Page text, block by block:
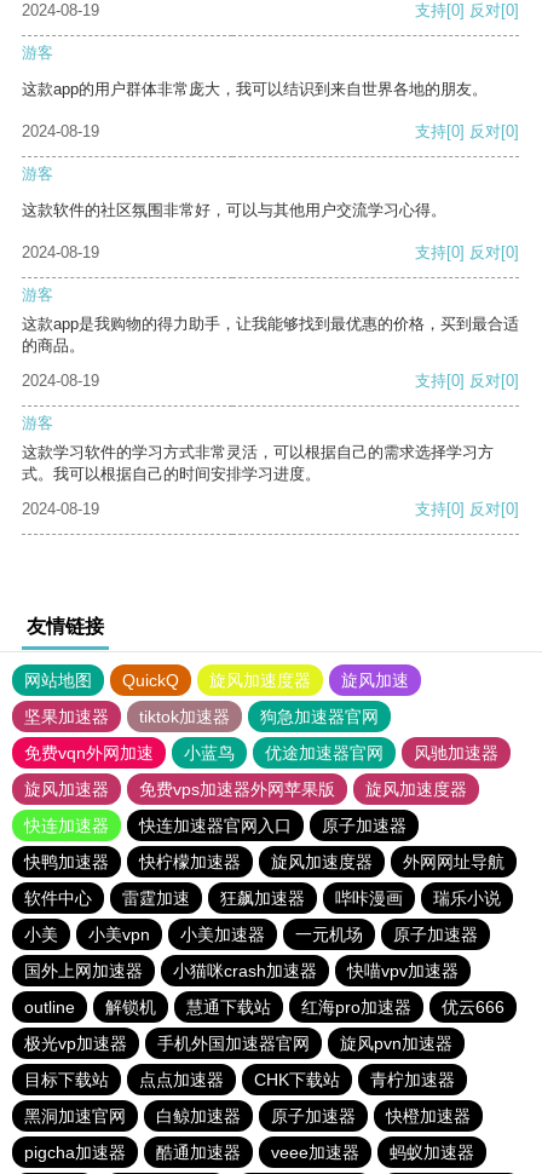
2024-08-19 支持[0] 反对[0]
游客
这款app的用户群体非常庞大，我可以结识到来自世界各地的朋友。
2024-08-19 支持[0] 反对[0]
游客
这款软件的社区氛围非常好，可以与其他用户交流学习心得。
2024-08-19 支持[0] 反对[0]
游客
这款app是我购物的得力助手，让我能够找到最优惠的价格，买到最合适
的商品。
2024-08-19
支持[0] 反对[0]
游客
这款学习软件的学习方式非常灵活，可以根据自己的需求选择学习方
式。我可以根据自己的时间安排学习进度。
2024-08-19
支持[0] 反对[0]
友情链接
网站地图 QuickQ 旋风加速度器
旋风加速
坚果加速器
tiktok加速器
狗急加速器官网
免费vqn外网加速
小蓝鸟 优途加速器官网
风驰加速器
旋风加速器
免费vps加速器外网苹果版
旋风加速度器
快连加速器
快连加速器官网入口
原子加速器
快鸭加速器
快柠檬加速器 旋风加速度器
外网网址导航
软件中心
雷霆加速 狂飙加速器 哔咔漫画
瑞乐小说
小美
小美vpn 小美加速器 一元机场
原子加速器
国外上网加速器
小猫咪crash加速器
快喵vpv加速器
outline
解锁机 慧通下载站 红海pro加速器
优云666
极光vp加速器
手机外国加速器官网
旋风pvn加速器
目标下载站
点点加速器 CHK下载站
青柠加速器
黑洞加速官网
白鲸加速器 原子加速器
快橙加速器
pigcha加速器
酷通加速器 veee加速器 蚂蚁加速器